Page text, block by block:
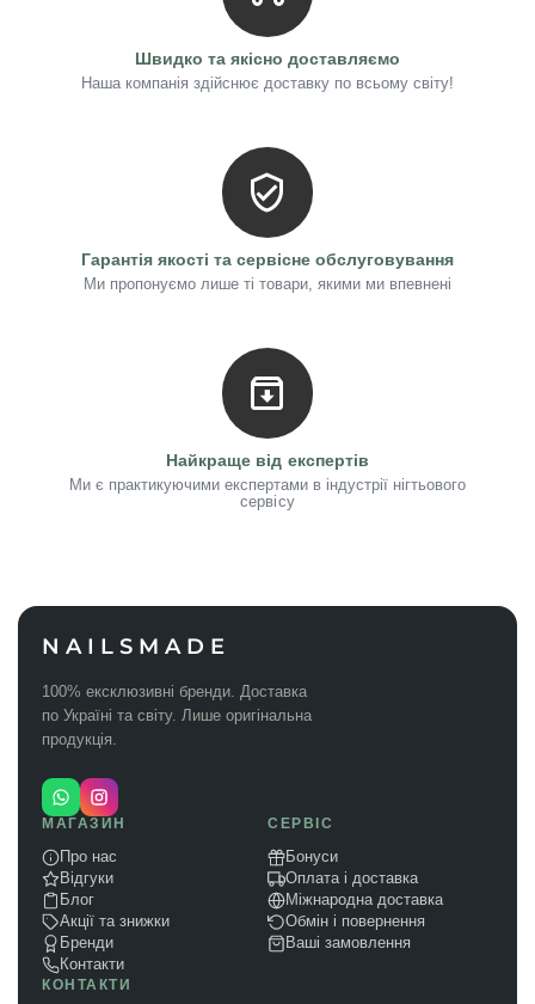
Швидко та якісно доставляємо
Наша компанія здійснює доставку по всьому світу!
Гарантія якості та сервісне обслуговування
Ми пропонуємо лише ті товари, якими ми впевнені
Найкраще від експертів
Ми є практикуючими експертами в індустрії нігтьового
сервісу
NAILSMADE
100% ексклюзивні бренди. Доставка
по Україні та світу. Лише оригінальна
продукція.
МАГАЗИН
Про нас
Відгуки
Блог
Акції та знижки
Бренди
Контакти
СЕРВІС
Бонуси
Оплата і доставка
Міжнародна доставка
Обмін і повернення
Ваші замовлення
КОНТАКТИ